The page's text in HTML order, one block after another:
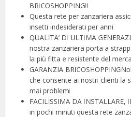
BRICOSHOPPING!!
Questa rete per zanzariera
insetti indesiderati per anni
QUALITA’ DI ULTIMA
nostra zanzariera porta a
la più fitta e resistente del
GARANZIA
che consente ai nostri clienti la
mai problemi
FACILISSIMA DA
in pochi minuti questa rete